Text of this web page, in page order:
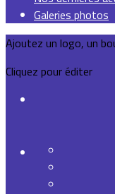
Galeries photos
Ajoutez un logo, un
Cliquez pour éditer